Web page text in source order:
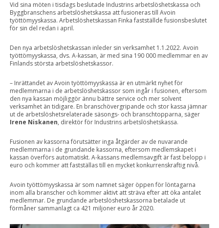
Vid sina möten i tisdags beslutade Industrins arbetslöshetskassa och
Byggbranschens arbetslöshetskassa att fusioneras till Avoin
työttömyyskassa. Arbetslöshetskassan Finka fastställde fusionsbeslutet
för sin del redan i april.
Den nya arbetslöshetskassan inleder sin verksamhet 1.1.2022. Avoin
työttömyyskassa, dvs. A-kassan, är med sina 190 000 medlemmar en av
Finlands största arbetslöshetskassor.
– Inrättandet av Avoin työttömyyskassa är en utmärkt nyhet för
medlemmarna i de arbetslöshetskassor som ingår i fusionen, eftersom
den nya kassan möjliggör ännu bättre service och mer solvent
verksamhet än tidigare. En branschövergripande och stor kassa jämnar
ut de arbetslöshetsrelaterade säsongs- och branschtopparna, säger
Irene Niskanen, direktör för Industrins arbetslöshetskassa.
Fusionen av kassorna förutsätter inga åtgärder av de nuvarande
medlemmarna i de grundande kassorna, eftersom medlemskapet i
kassan överförs automatiskt. A-kassans medlemsavgift är fast belopp i
euro och kommer att fastställas till en mycket konkurrenskraftig nivå.
Avoin työttömyyskassa är som namnet säger öppen för löntagarna
inom alla branscher och kommer aktivt att sträva efter att öka antalet
medlemmar. De grundande arbetslöshetskassorna betalade ut
förmåner sammanlagt ca 421 miljoner euro år 2020.